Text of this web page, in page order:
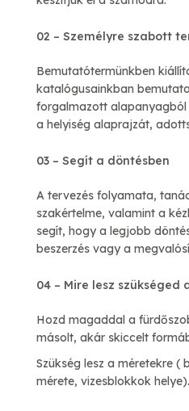
02 – Személyre szabott
Bemutatótermünkben
katalógusainkban
forgalmazott
a helyiség alaprajzát,
03 – Segít a döntésben
A tervezés folyamata,
szakértelme, valamint a
segít, hogy a legjobb
beszerzés vagy a
04 – Mire lesz szükséged
Hozd magaddal a
másolt, akár skiccelt
Szükség lesz a méretekre (
mérete, vizesblokkok helye).